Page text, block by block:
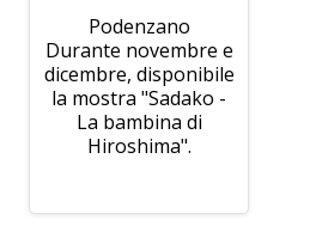
Podenzano
Durante novembre e
dicembre, disponibile
la mostra "Sadako -
La bambina di
Hiroshima".